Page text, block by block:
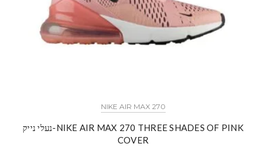
NIKE AIR MAX 270
נעלי נייק-NIKE AIR MAX 270 THREE SHADES OF PINK
COVER